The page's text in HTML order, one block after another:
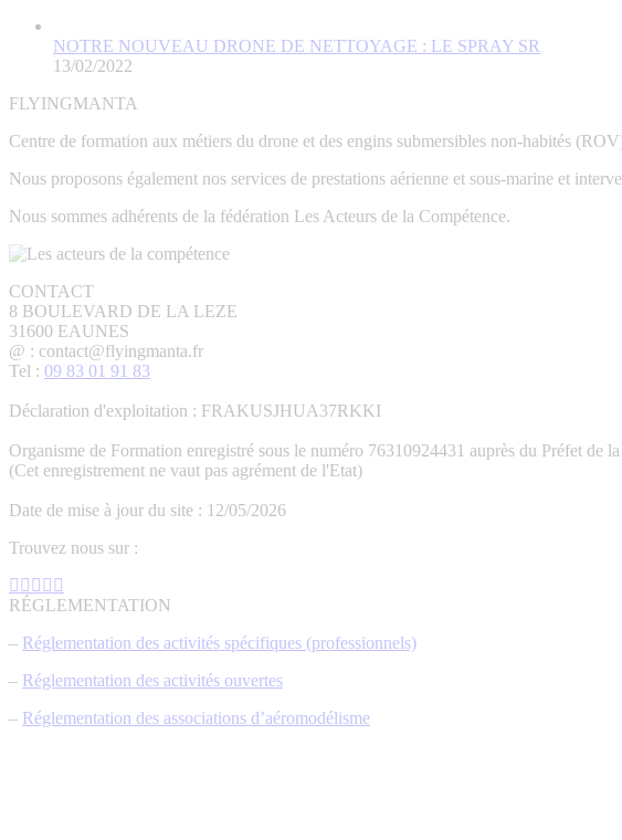
NOTRE NOUVEAU DRONE DE NETTOYAGE : LE SPRAY SR
13/02/2022
FLYINGMANTA
Centre de formation aux métiers du drone et des engins submersibles non-habités
Nous proposons également nos services de prestations aérienne et sous-marine et
Nous sommes adhérents de la fédération Les Acteurs de la Compétence.
CONTACT
8 BOULEVARD DE LA LEZE
31600 EAUNES
@ : contact@flyingmanta.fr
Tel : 09 83 01 91 83
Déclaration d'exploitation : FRAKUSJHUA37RKKI
Organisme de Formation enregistré sous le numéro 76310924431 auprès du Préfet de
(Cet enregistrement ne vaut pas agrément de l'Etat)
Date de mise à jour du site : 12/05/2026
Trouvez nous sur :
La
page
s'ouvre
une
fenêtre
La
page
s'ouvre
une
fenêtre
La
page
s'ouvre
une
fenêtre
La
page
mail
dans
nouvelle
page
Web
dans
nouvelle
RÉGLEMENTATION
– Réglementation des activités spécifiques (professionnels)
– Réglementation des activités ouvertes
– Réglementation des associations d’aéromodélisme